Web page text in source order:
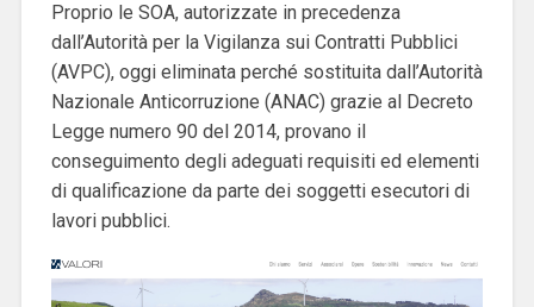
Proprio le SOA, autorizzate in precedenza
dall’Autorità per la Vigilanza sui Contratti Pubblici
(AVPC), oggi eliminata perché sostituita dall’Autorità
Nazionale Anticorruzione (ANAC) grazie al Decreto
Legge numero 90 del 2014, provano il
conseguimento degli adeguati requisiti ed elementi
di qualificazione da parte dei soggetti esecutori di
lavori pubblici.